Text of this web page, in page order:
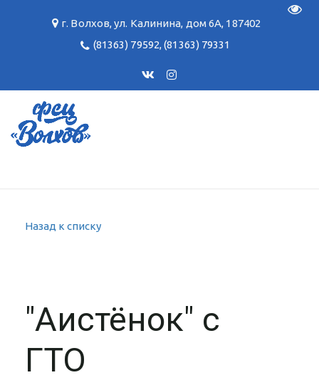
г. Волхов,ул. Калинина, дом 6А, 187402
(81363) 79592,(81363) 79331
Назад к списку
"Аистёнок" с
ГТО